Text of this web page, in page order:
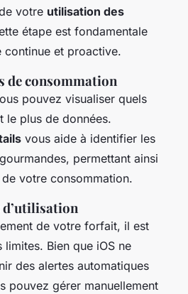
votre utilisation des
étape est fondamentale
continue et proactive.
de consommation
pouvez visualiser quels
le plus de données.
vous aide à identifier les
permettant ainsi
de votre consommation.
de votre forfait, il est
Bien que iOS ne
des alertes automatiques
pouvez gérer manuellement